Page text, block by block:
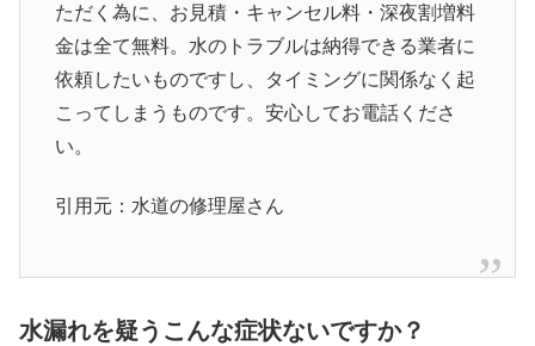
ただく為に、お見積・キャンセル料・深夜割増料
金は全て無料。水のトラブルは納得できる業者に
依頼したいものですし、タイミングに関係なく起
こってしまうものです。安心してお電話くださ
い。
引用元：水道の修理屋さん
水漏れを疑うこんな症状ないですか？